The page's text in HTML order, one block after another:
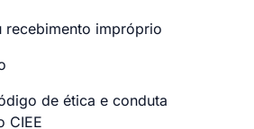
recebimento impróprio
de ética e conduta
CIEE